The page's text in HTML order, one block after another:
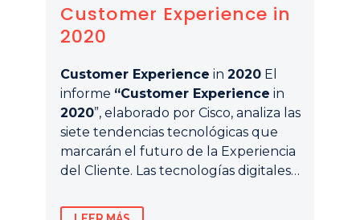
Customer Experience in
2020
Customer Experience in 2020 El
informe “Customer Experience in
2020”, elaborado por Cisco, analiza las
siete tendencias tecnológicas que
marcarán el futuro de la Experiencia
del Cliente. Las tecnologías digitales…